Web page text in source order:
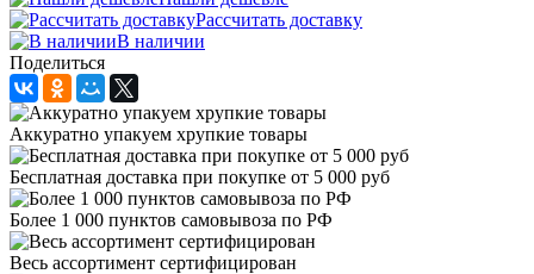
Рассчитать доставку
В наличии
Поделиться
Аккуратно упакуем хрупкие товары
Бесплатная доставка при покупке от 5 000 руб
Более 1 000 пунктов самовывоза по РФ
Весь ассортимент сертифицирован